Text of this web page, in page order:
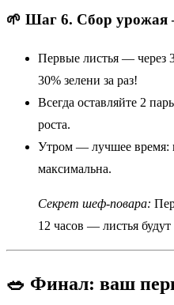
🌱 Шаг 6. Сбор урожая
Первые листья — через
30% зелени за раз!
Всегда оставляйте 2
роста.
Утром — лучшее время:
максимальна.
Секрет шеф-повара:
12 часов — листья будут
🥗 Финал: ваш